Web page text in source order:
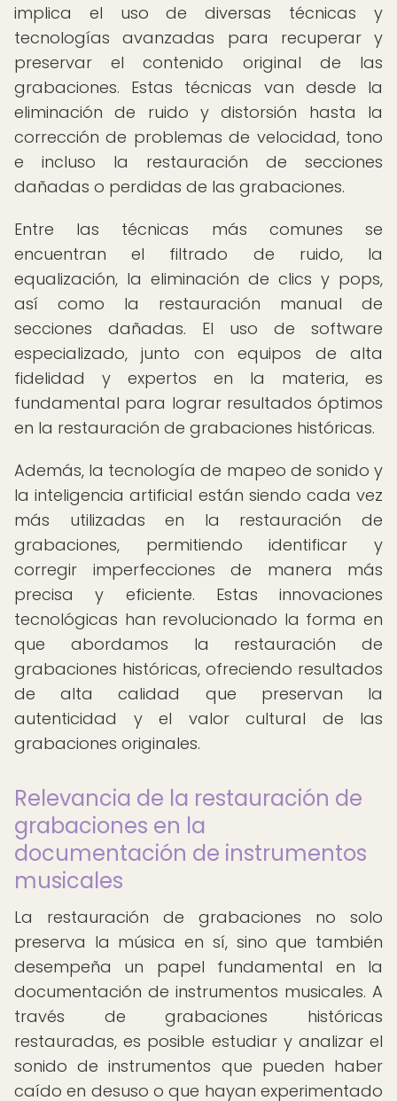
implica el uso de diversas técnicas y
tecnologías avanzadas para recuperar y
preservar el contenido original de las
grabaciones. Estas técnicas van desde la
eliminación de ruido y distorsión hasta la
corrección de problemas de velocidad, tono
e incluso la restauración de secciones
dañadas o perdidas de las grabaciones.
Entre las técnicas más comunes se
encuentran el filtrado de ruido, la
equalización, la eliminación de clics y pops,
así como la restauración manual de
secciones dañadas. El uso de software
especializado, junto con equipos de alta
fidelidad y expertos en la materia, es
fundamental para lograr resultados óptimos
en la restauración de grabaciones históricas.
Además, la tecnología de mapeo de sonido y
la inteligencia artificial están siendo cada vez
más utilizadas en la restauración de
grabaciones, permitiendo identificar y
corregir imperfecciones de manera más
precisa y eficiente. Estas innovaciones
tecnológicas han revolucionado la forma en
que abordamos la restauración de
grabaciones históricas, ofreciendo resultados
de alta calidad que preservan la
autenticidad y el valor cultural de las
grabaciones originales.
Relevancia de la restauración de
grabaciones en la
documentación de instrumentos
musicales
La restauración de grabaciones no solo
preserva la música en sí, sino que también
desempeña un papel fundamental en la
documentación de instrumentos musicales. A
través de grabaciones históricas
restauradas, es posible estudiar y analizar el
sonido de instrumentos que pueden haber
caído en desuso o que hayan experimentado